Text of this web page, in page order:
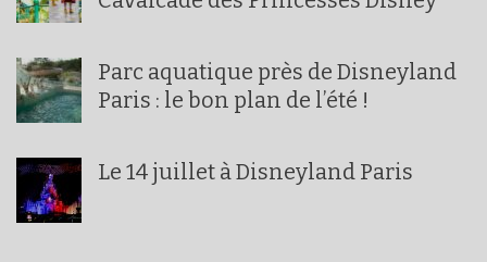
Parc aquatique près de Disneyland
Paris : le bon plan de l’été !
Le 14 juillet à Disneyland Paris